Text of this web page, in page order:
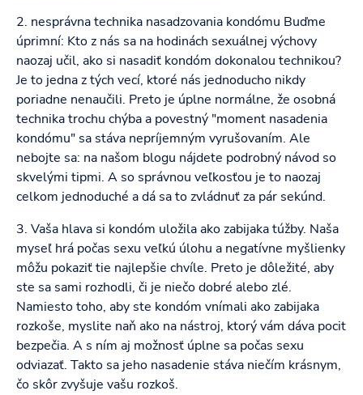
2. nesprávna technika nasadzovania kondómu Buďme
úprimní: Kto z nás sa na hodinách sexuálnej výchovy
naozaj učil, ako si nasadiť kondóm dokonalou technikou?
Je to jedna z tých vecí, ktoré nás jednoducho nikdy
poriadne nenaučili. Preto je úplne normálne, že osobná
technika trochu chýba a povestný "moment nasadenia
kondómu" sa stáva nepríjemným vyrušovaním. Ale
nebojte sa: na našom blogu nájdete podrobný návod so
skvelými tipmi. A so správnou veľkosťou je to naozaj
celkom jednoduché a dá sa to zvládnuť za pár sekúnd.
3. Vaša hlava si kondóm uložila ako zabijaka túžby. Naša
myseľ hrá počas sexu veľkú úlohu a negatívne myšlienky
môžu pokaziť tie najlepšie chvíle. Preto je dôležité, aby
ste sa sami rozhodli, či je niečo dobré alebo zlé.
Namiesto toho, aby ste kondóm vnímali ako zabijaka
rozkoše, myslite naň ako na nástroj, ktorý vám dáva pocit
bezpečia. A s ním aj možnosť úplne sa počas sexu
odviazať. Takto sa jeho nasadenie stáva niečím krásnym,
čo skôr zvyšuje vašu rozkoš.